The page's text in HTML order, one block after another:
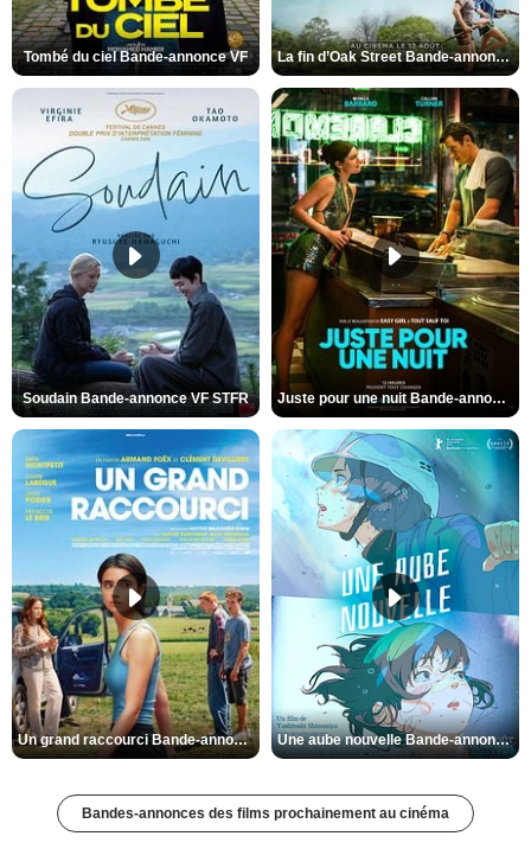
Tombé du ciel Bande-annonce VF La fin d’Oak Street Bande-annonce VO STFR
Soudain Bande-annonce VF STFR Juste pour une nuit Bande-annonce VO STFR
Un grand raccourci Bande-annonce VF Une aube nouvelle Bande-annonce VO STFR
Bandes-annonces des films prochainement au cinéma